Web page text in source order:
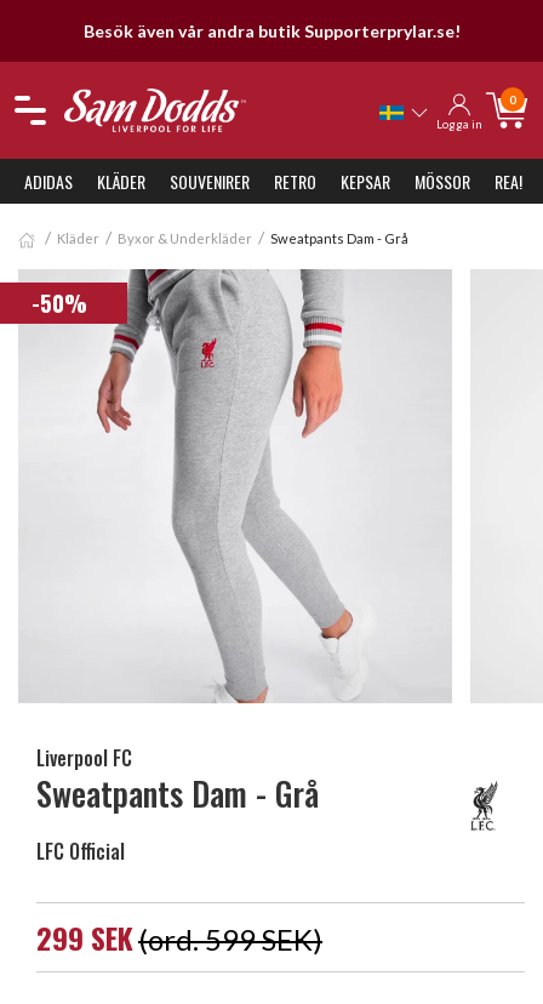
Besök även vår andra butik Supporterprylar.se!
Logga in
0
ADIDAS KLÄDER SOUVENIRER RETRO KEPSAR MÖSSOR REA!
Kläder Byxor & Underkläder Sweatpants Dam - Grå
-50%
Liverpool FC
Sweatpants Dam - Grå
LFC Official
299 SEK(ord. 599 SEK)